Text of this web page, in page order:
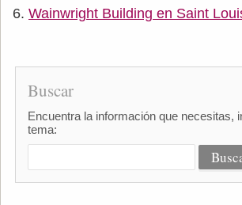
Wainwright Building en Saint
Buscar
Encuentra la información que necesitas,
tema: